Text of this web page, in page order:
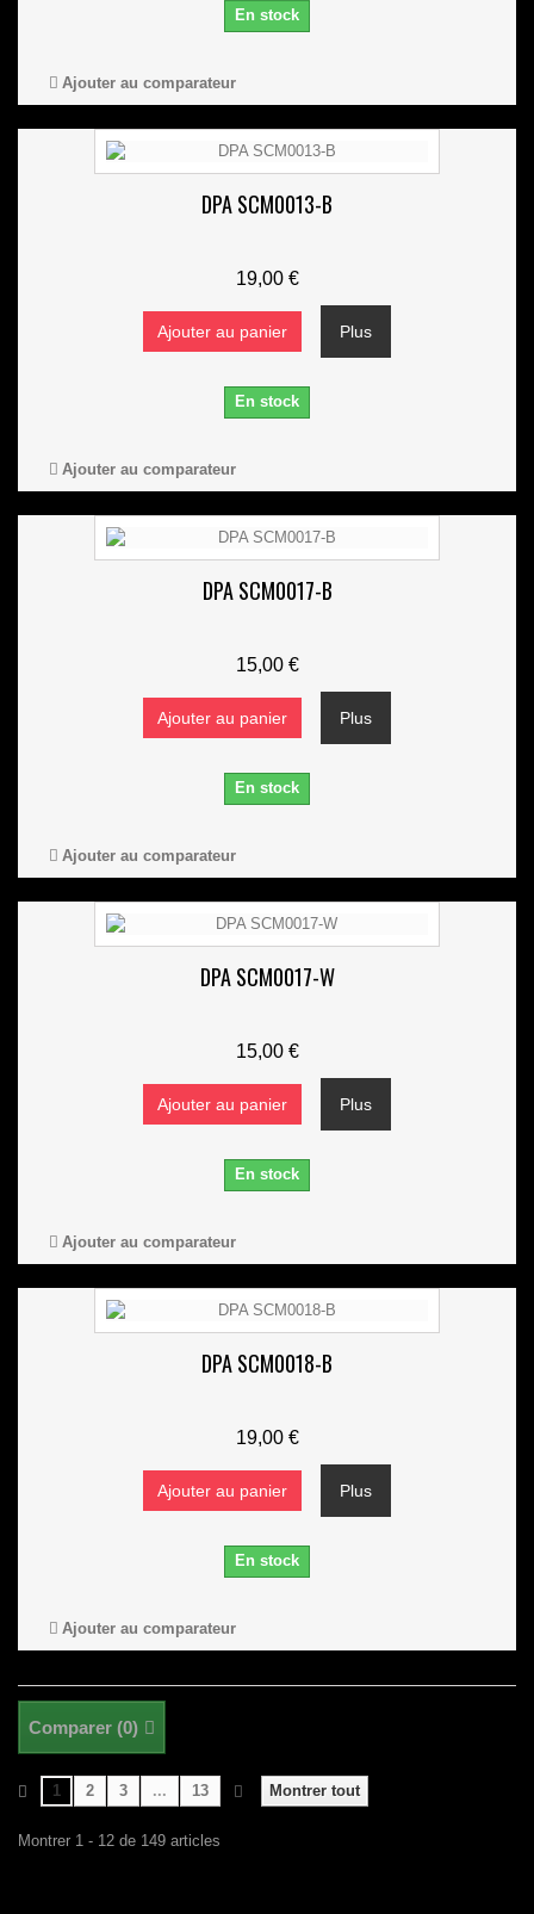
En stock
Ajouter au comparateur
DPA SCM0013-B
19,00 €
Ajouter au panier Plus
En stock
Ajouter au comparateur
DPA SCM0017-B
15,00 €
Ajouter au panier Plus
En stock
Ajouter au comparateur
DPA SCM0017-W
15,00 €
Ajouter au panier Plus
En stock
Ajouter au comparateur
DPA SCM0018-B
19,00 €
Ajouter au panier Plus
En stock
Ajouter au comparateur
Comparer (0)
Montrer tout
1 2 3 ... 13
Montrer 1 - 12 de 149 articles